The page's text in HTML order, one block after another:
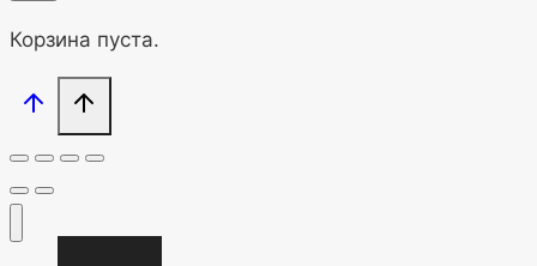
Корзина пуста.